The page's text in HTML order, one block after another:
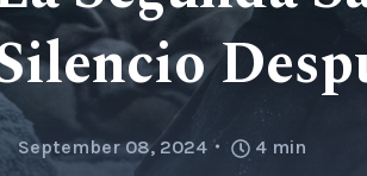
September 08, 2024 4 min